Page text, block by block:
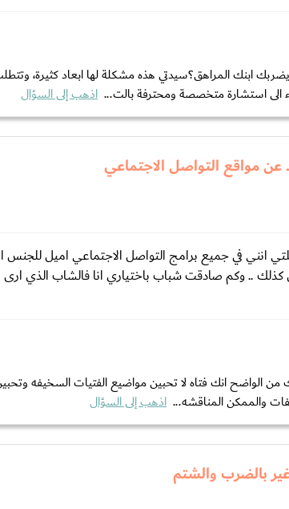
ابنك المراهق؟سيدتي هذه مشكلة لها ابعاد كثيرة،
استشارة متخصصة ومحترفة بالت... اذهب إلى السؤال
عن مواقع التواصل الاجتماعي
انني في جميع برامج التواصل الاجتماعي اميل للجنس
.. وكم صادقت شباب باختياري انا فالشاب الذي ارى
من الواضح انك فتاه لا تحبين مواضيع الفتيات السخيفه
والممكن المناقشه... اذهب إلى السؤال
بالضرب والشتم